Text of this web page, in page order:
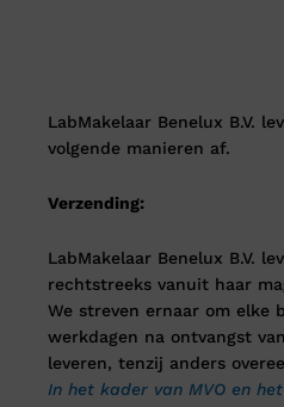
LabMakelaar Benelux B.V.
volgende manieren af.
Verzending:
LabMakelaar Benelux B.V.
rechtstreeks vanuit haar
We streven ernaar om elke
werkdagen na ontvangst
leveren, tenzij anders
In het kader van MVO en